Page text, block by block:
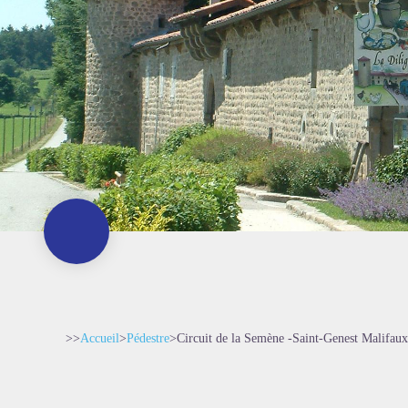
>>Accueil>Pédestre>Circuit de la Semène -Saint-Genest